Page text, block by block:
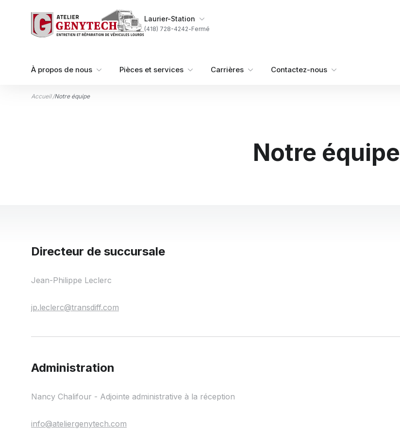
Ma succursale
Laurier-Station
(418) 728-4242-Fermé
À propos de nous Pièces et services Carrières Contactez-nous
Accueil /Notre équipe
Notre équipe
Directeur de succursale
Jean-Philippe Leclerc
jp.leclerc@transdiff.com
Administration
Nancy Chalifour - Adjointe administrative à la réception
info@ateliergenytech.com